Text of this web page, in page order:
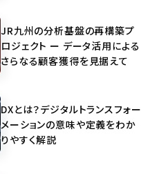
JR九州の分析基盤の再構築プ
ロジェクト ー データ活用による
さらなる顧客獲得を見据えて
DXとは？デジタルトランスフォー
メーションの意味や定義をわか
りやすく解説